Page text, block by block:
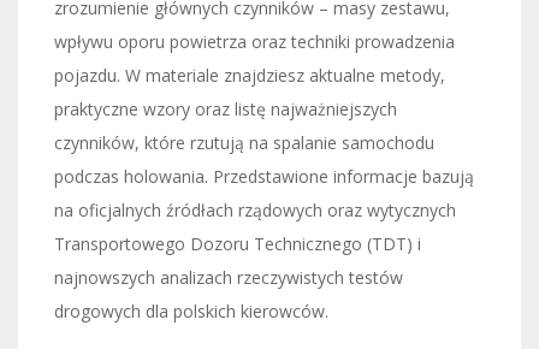
zrozumienie głównych czynników – masy zestawu,
wpływu oporu powietrza oraz techniki prowadzenia
pojazdu. W materiale znajdziesz aktualne metody,
praktyczne wzory oraz listę najważniejszych
czynników, które rzutują na spalanie samochodu
podczas holowania. Przedstawione informacje bazują
na oficjalnych źródłach rządowych oraz wytycznych
Transportowego Dozoru Technicznego (TDT) i
najnowszych analizach rzeczywistych testów
drogowych dla polskich kierowców.